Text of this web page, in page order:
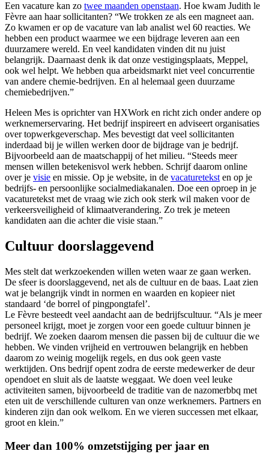
Een vacature kan zo twee maanden openstaan. Hoe kwam Judith le
Fèvre aan haar sollicitanten? “We trokken ze als een magneet aan.
Zo kwamen er op de vacature van lab analist wel 60 reacties. We
hebben een product waarmee we een bijdrage leveren aan een
duurzamere wereld. En veel kandidaten vinden dit nu juist
belangrijk. Daarnaast denk ik dat onze vestigingsplaats, Meppel,
ook wel helpt. We hebben qua arbeidsmarkt niet veel concurrentie
van andere chemie-bedrijven. En al helemaal geen duurzame
chemiebedrijven.”
Heleen Mes is oprichter van HXWork en richt zich onder andere op
werknemerservaring. Het bedrijf inspireert en adviseert organisaties
over topwerkgeverschap. Mes bevestigt dat veel sollicitanten
inderdaad bij je willen werken door de bijdrage van je bedrijf.
Bijvoorbeeld aan de maatschappij of het milieu. “Steeds meer
mensen willen betekenisvol werk hebben. Schrijf daarom online
over je visie en missie. Op je website, in de vacaturetekst en op je
bedrijfs- en persoonlijke socialmediakanalen. Doe een oproep in je
vacaturetekst met de vraag wie zich ook sterk wil maken voor de
verkeersveiligheid of klimaatverandering. Zo trek je meteen
kandidaten aan die achter die visie staan.”
Cultuur doorslaggevend
Mes stelt dat werkzoekenden willen weten waar ze gaan werken.
De sfeer is doorslaggevend, net als de cultuur en de baas. Laat zien
wat je belangrijk vindt in normen en waarden en kopieer niet
standaard ‘de borrel of pingpongtafel’.
Le Fèvre besteedt veel aandacht aan de bedrijfscultuur. “Als je meer
personeel krijgt, moet je zorgen voor een goede cultuur binnen je
bedrijf. We zoeken daarom mensen die passen bij de cultuur die we
hebben. We vinden vrijheid en vertrouwen belangrijk en hebben
daarom zo weinig mogelijk regels, en dus ook geen vaste
werktijden. Ons bedrijf opent zodra de eerste medewerker de deur
opendoet en sluit als de laatste weggaat. We doen veel leuke
activiteiten samen, bijvoorbeeld de traditie van de nazomerbbq met
eten uit de verschillende culturen van onze werknemers. Partners en
kinderen zijn dan ook welkom. En we vieren successen met elkaar,
groot en klein.”
Meer dan 100% omzetstijging per jaar en